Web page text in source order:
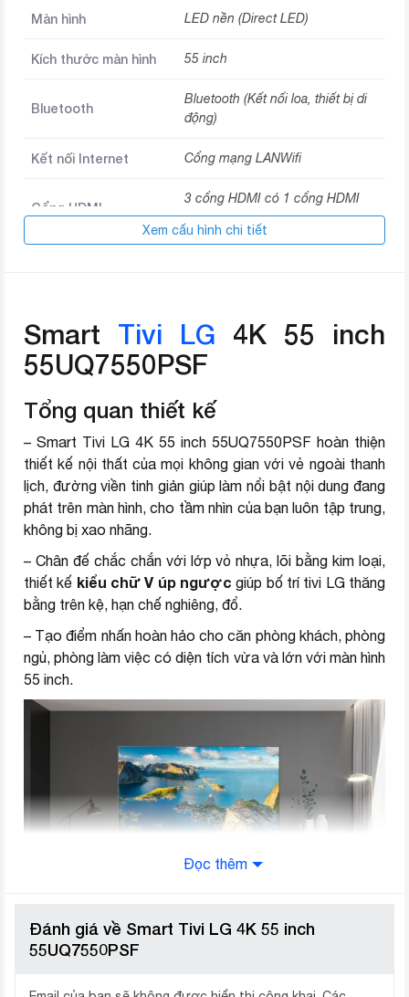
Màn hình LED nền (Direct LED)
Kích thước màn hình 55 inch
Bluetooth
Bluetooth (Kết nối loa, thiết bị di
động)
Kết nối Internet Cổng mạng LANWifi
Cổng HDMI
3 cổng HDMI có 1 cổng HDMI
eARC (ARC)
Các ứng dụng sẵn có
YouTube
Galaxy Play (Fim+)
Clip TV
MyTV
Zing TV
POPS Kids
TV 360
Nhaccuatui
Spotify
Trình duyệt web
Active HDR
Mode
HDR10 Pro
Xem cấu hình chi tiết
Smart Tivi LG 4K 55 inch
55UQ7550PSF
Tổng quan thiết kế
– Smart Tivi LG 4K 55 inch 55UQ7550PSF hoàn thiện
thiết kế nội thất của mọi không gian với vẻ ngoài thanh
lịch, đường viền tinh giản giúp làm nổi bật nội dung đang
phát trên màn hình, cho tầm nhìn của bạn luôn tập trung,
không bị xao nhãng.
– Chân đế chắc chắn với lớp vỏ nhựa, lõi bằng kim loại,
thiết kế kiểu chữ V úp ngược giúp bố trí tivi LG thăng
bằng trên kệ, hạn chế nghiêng, đổ.
– Tạo điểm nhấn hoàn hảo cho căn phòng khách, phòng
ngủ, phòng làm việc có diện tích vừa và lớn với màn hình
55 inch.
Công nghệ hình ảnh
cạnh bên của màn hình trở nên mượt đẹp hơn.
Đọc thêm
Đánh giá về Smart Tivi LG 4K 55 inch
55UQ7550PSF